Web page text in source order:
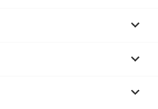

keyboard_arrow_down
